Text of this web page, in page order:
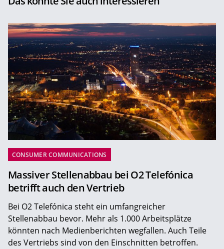
CONSUMER COMMUNICATIONS
Massiver Stellenabbau bei O2 Telefónica
betrifft auch den Vertrieb
Bei O2 Telefónica steht ein umfangreicher
Stellenabbau bevor. Mehr als 1.000 Arbeitsplätze
könnten nach Medienberichten wegfallen. Auch Teile
des Vertriebs sind von den Einschnitten betroffen.